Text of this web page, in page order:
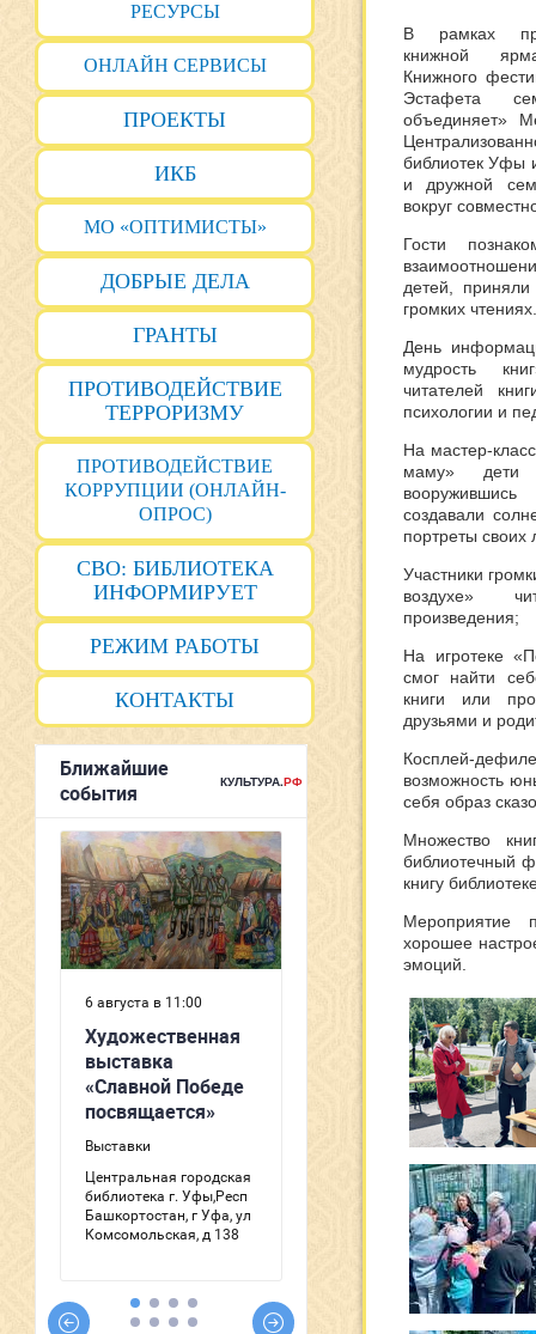
РЕСУРСЫ
ОНЛАЙН СЕРВИСЫ
ПРОЕКТЫ
ИКБ
МО «ОПТИМИСТЫ»
ДОБРЫЕ ДЕЛА
ГРАНТЫ
ПРОТИВОДЕЙСТВИЕ
ТЕРРОРИЗМУ
ПРОТИВОДЕЙСТВИЕ
КОРРУПЦИИ (ОНЛАЙН-
ОПРОС)
СВО: БИБЛИОТЕКА
ИНФОРМИРУЕТ
РЕЖИМ РАБОТЫ
КОНТАКТЫ
В рамках
книжной
Книжного
Эстафета
объединяет»
библиотек Уфы
и дружной
вокруг
Гости
детей,
громких чтениях.
День
мудрость
читателей
психологии и
На мастер-
маму» дети
создавали
портреты
Участники
воздухе»
произведения;
На игротеке
смог найти
книги или
друзьями и
Косплей-
возможность
себя образ
Множество
библиотечный
книгу
Мероприятие
хорошее
эмоций.